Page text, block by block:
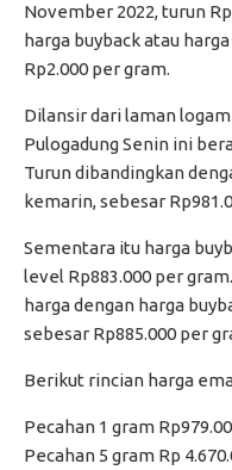
November 2022, turun
harga buyback atau
Rp2.000 per gram.
Dilansir dari laman
Pulogadung Senin ini
Turun dibandingkan
kemarin, sebesar
Sementara itu harga
level Rp883.000 per
harga dengan harga
sebesar Rp885.000 per
Berikut rincian harga
Pecahan 1 gram
Pecahan 5 gram Rp